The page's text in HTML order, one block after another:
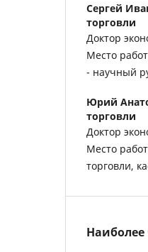
Сергей
торговли
Доктор
Место
- научный
Юрий
торговли
Доктор
Место
торговли,
Наиболее